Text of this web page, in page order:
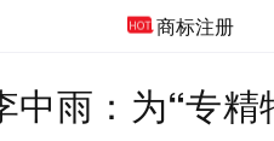
商标注册
中雨：为“专